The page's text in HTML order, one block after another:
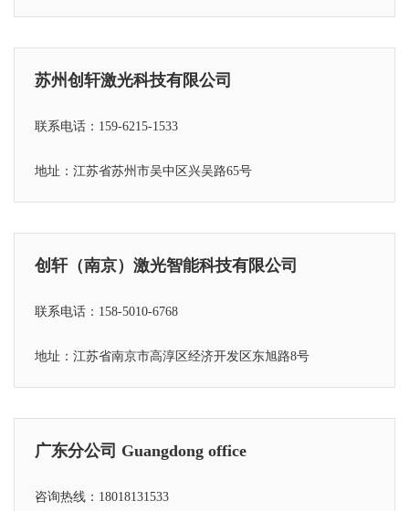
苏州创轩激光科技有限公司
联系电话：159-6215-1533
地址：江苏省苏州市吴中区兴吴路65号
创轩（南京）激光智能科技有限公司
联系电话：158-5010-6768
地址：江苏省南京市高淳区经济开发区东旭路8号
广东分公司 Guangdong office
咨询热线：18018131533